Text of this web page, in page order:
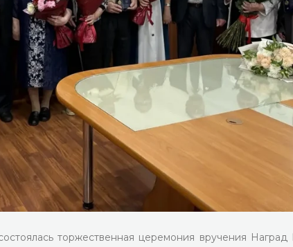
торжественная церемония вручения Наград